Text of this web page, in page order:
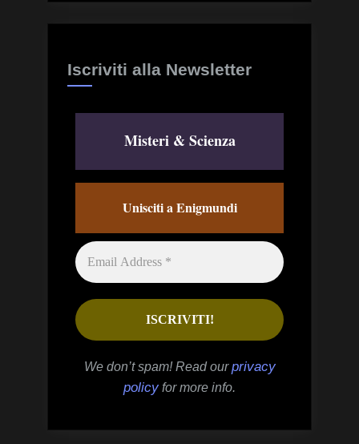
Iscriviti alla Newsletter
Misteri & Scienza
Unisciti a Enigmundi
We don’t spam! Read ourprivacy
policyfor more info.